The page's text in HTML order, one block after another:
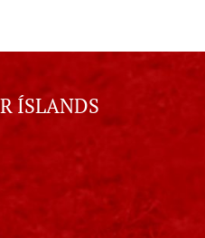
ÍSLANDS